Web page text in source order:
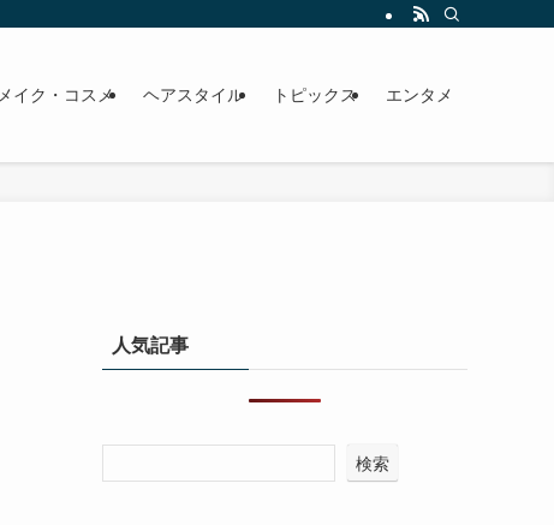
メイク・コスメ ヘアスタイル トピックス エンタメ
人気記事
検索